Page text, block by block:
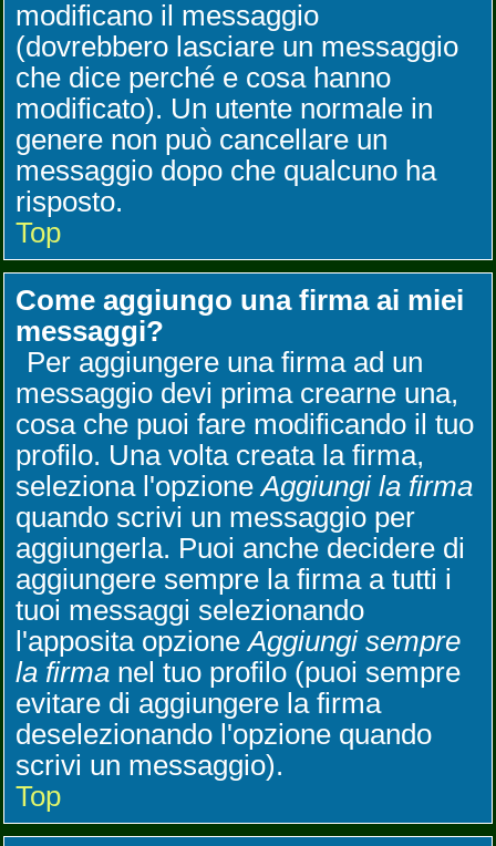
modificano il messaggio
(dovrebbero lasciare un messaggio
che dice perché e cosa hanno
modificato). Un utente normale in
genere non può cancellare un
messaggio dopo che qualcuno ha
risposto.
Top
Come aggiungo una firma ai miei
messaggi?
Per aggiungere una firma ad un
messaggio devi prima crearne una,
cosa che puoi fare modificando il tuo
profilo. Una volta creata la firma,
seleziona l'opzioneAggiungi la firma
quando scrivi un messaggio per
aggiungerla. Puoi anche decidere di
aggiungere sempre la firma a tutti i
tuoi messaggi selezionando
l'apposita opzioneAggiungi sempre
la firma nel tuo profilo (puoi sempre
evitare di aggiungere la firma
deselezionando l'opzione quando
scrivi un messaggio).
Top